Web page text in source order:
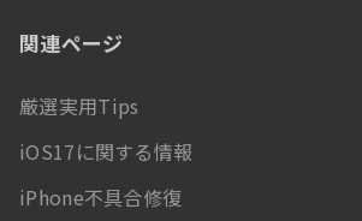
関連ページ
厳選実用Tips
iOS17に関する情報
iPhone不具合修復